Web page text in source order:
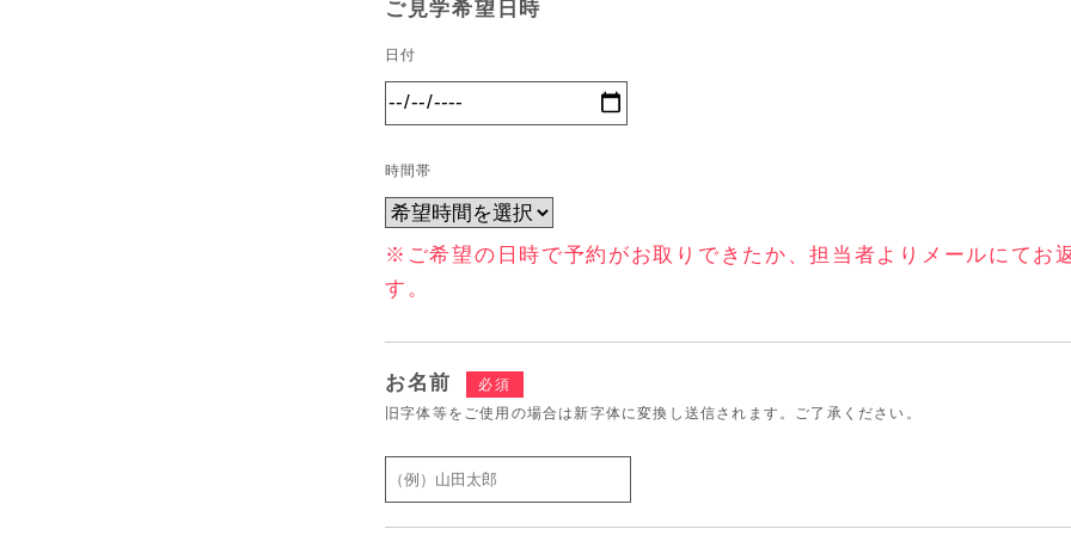
ご見学希望日時
日付
時間帯
※ご希望の日時で予約がお取りできたか、担当者よりメールにてお
す。
お名前
必須
旧字体等をご使用の場合は新字体に変換し送信されます。ご了承ください。